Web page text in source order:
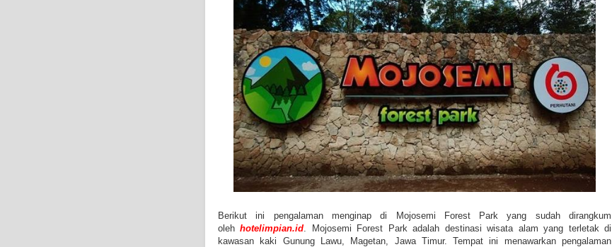
Berikut ini pengalaman menginap di Mojosemi Forest Park yang sudah dirangkum
olehhotelimpian.id . Mojosemi Forest Park adalah destinasi wisata alam yang terletak di
kawasan kaki Gunung Lawu, Magetan, Jawa Timur. Tempat ini menawarkan pengalaman